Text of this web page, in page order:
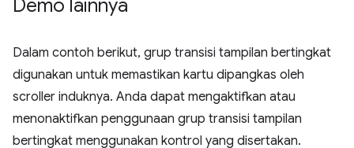
Demo lainnya
Dalam contoh berikut, grup transisi tampilan bertingkat
digunakan untuk memastikan kartu dipangkas oleh
scroller induknya. Anda dapat mengaktifkan atau
menonaktifkan penggunaan grup transisi tampilan
bertingkat menggunakan kontrol yang disertakan.